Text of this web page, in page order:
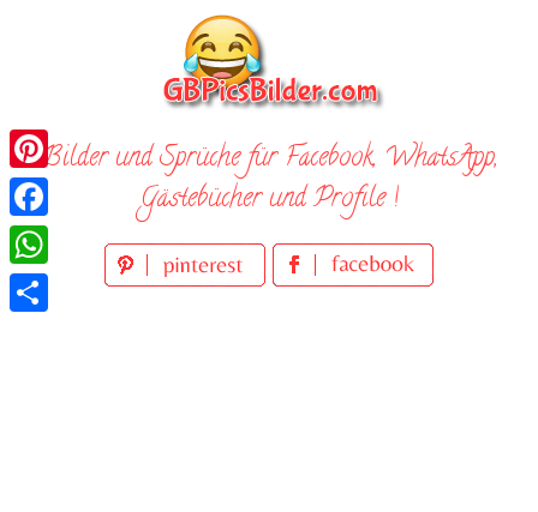
Bilder und Sprüche für Facebook, WhatsApp,
Gästebücher und Profile !
Pinterest
Facebook
WhatsApp